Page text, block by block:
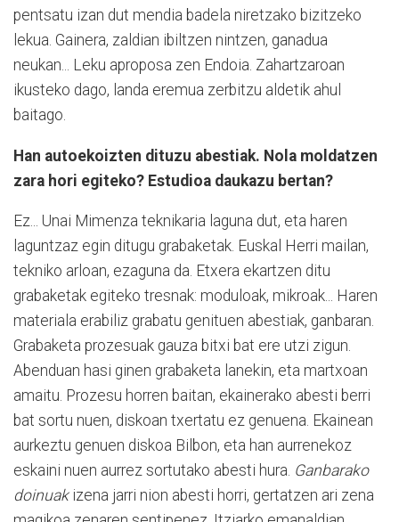
pentsatu izan dut mendia badela niretzako bizitzeko
lekua. Gainera, zaldian ibiltzen nintzen, ganadua
neukan... Leku aproposa zen Endoia. Zahartzaroan
ikusteko dago, landa eremua zerbitzu aldetik ahul
baitago.
Han autoekoizten dituzu abestiak. Nola moldatzen
zara hori egiteko? Estudioa daukazu bertan?
Ez... Unai Mimenza teknikaria laguna dut, eta haren
laguntzaz egin ditugu grabaketak. Euskal Herri mailan,
tekniko arloan, ezaguna da. Etxera ekartzen ditu
grabaketak egiteko tresnak: moduloak, mikroak... Haren
materiala erabiliz grabatu genituen abestiak, ganbaran.
Grabaketa prozesuak gauza bitxi bat ere utzi zigun.
Abenduan hasi ginen grabaketa lanekin, eta martxoan
amaitu. Prozesu horren baitan, ekainerako abesti berri
bat sortu nuen, diskoan txertatu ez genuena. Ekainean
aurkeztu genuen diskoa Bilbon, eta han aurrenekoz
eskaini nuen aurrez sortutako abesti hura. Ganbarako
doinuakizena jarri nion abesti horri, gertatzen ari zena